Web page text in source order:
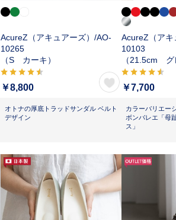
AcureZ（アキュアーズ）/AO-
10265
（S カーキ）
￥8,800
オトナの厚底トラッドサンダル ベルト
デザイン
AcureZ（アキ
10103
（21.5cm グ
￥7,700
カラーバリエー
ボンバレエ「母
ス」